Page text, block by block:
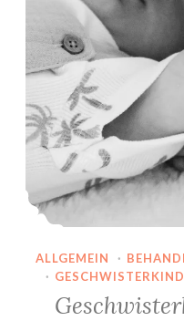
ALLGEMEIN ·
· GESCHWISTERKIND